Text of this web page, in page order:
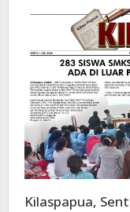
Kilaspapua,